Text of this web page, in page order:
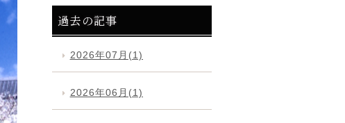
過去の記事
2026年07月(1)
2026年06月(1)